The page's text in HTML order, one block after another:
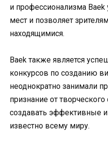
и профессионализма
мест и позволяет
находящимися.
Baek также является
конкурсов по созданию
неоднократно занимали
признание от
создавать эффективные
известно всему миру.